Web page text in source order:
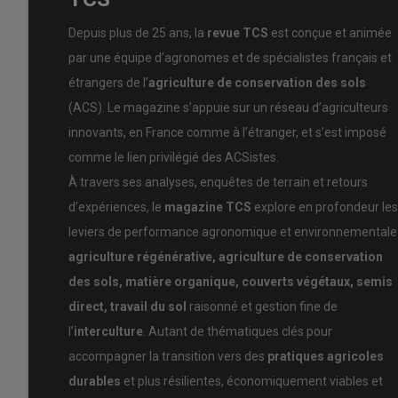
© F.Thomas
Les couverts végétaux, c’est du recyclage de fertilité,
carbone et d’énergie. C’est en partie pour cette raison
associations, une bonne densité, un temps de
système cultural en carbone sera d’autant plus
la pomme de terre, la betterave et l’ensemble des
rotations très pailleuses (blé, orge, colza, maïs), déjà
d’utiliser les couverts végétaux pour enrichir le
L’effet rendement 2025
Beaucoup d’agriculteurs ont été surpris par les bons
chaud, qui a hâté les récoltes. Cette météo a peut-être
propices à la production d’énergie solaire. Ces
favorable. Il est donc logique que les plantes et les
fabriquer plus de sucres, d’amidon et donc de
Depuis plus de 25 ans, la revue TCS est conçue et animée
par une équipe d’agronomes et de spécialistes français et
étrangers de l’agriculture de conservation des sols
(ACS). Le magazine s’appuie sur un réseau d’agriculteurs
innovants, en France comme à l’étranger, et s’est imposé
comme le lien privilégié des ACSistes.
À travers ses analyses, enquêtes de terrain et retours
d’expériences, le magazine TCS explore en profondeur les
leviers de performance agronomique et environnementale
agriculture régénérative, agriculture de conservation
des sols, matière organique, couverts végétaux, semis
direct, travail du sol raisonné et gestion fine de
l’interculture . Autant de thématiques clés pour
accompagner la transition vers des pratiques agricoles
durables et plus résilientes, économiquement viables et